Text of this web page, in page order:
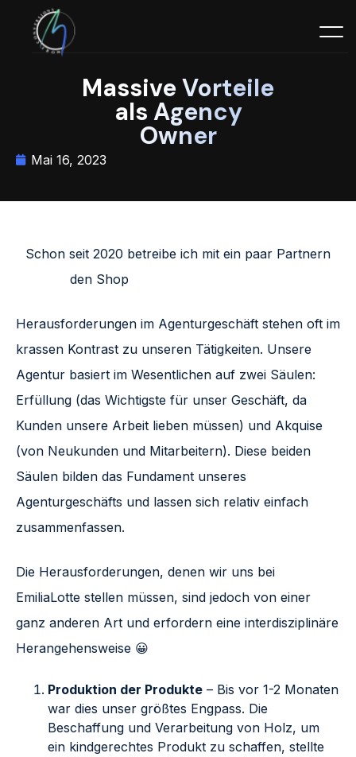
Massive Vorteile
als Agency
Owner
Mai 16, 2023
Schon seit 2020 betreibe ich mit ein paar Partnern
den Shop
Herausforderungen im Agenturgeschäft stehen oft im
krassen Kontrast zu unseren Tätigkeiten. Unsere
Agentur basiert im Wesentlichen auf zwei Säulen:
Erfüllung (das Wichtigste für unser Geschäft, da
Kunden unsere Arbeit lieben müssen) und Akquise
(von Neukunden und Mitarbeitern). Diese beiden
Säulen bilden das Fundament unseres
Agenturgeschäfts und lassen sich relativ einfach
zusammenfassen.
Die Herausforderungen, denen wir uns bei
EmiliaLotte stellen müssen, sind jedoch von einer
ganz anderen Art und erfordern eine interdisziplinäre
Herangehensweise 😀
Produktion der Produkte – Bis vor 1-2 Monaten
war dies unser größtes Engpass. Die
Beschaffung und Verarbeitung von Holz, um
ein kindgerechtes Produkt zu schaffen, stellte